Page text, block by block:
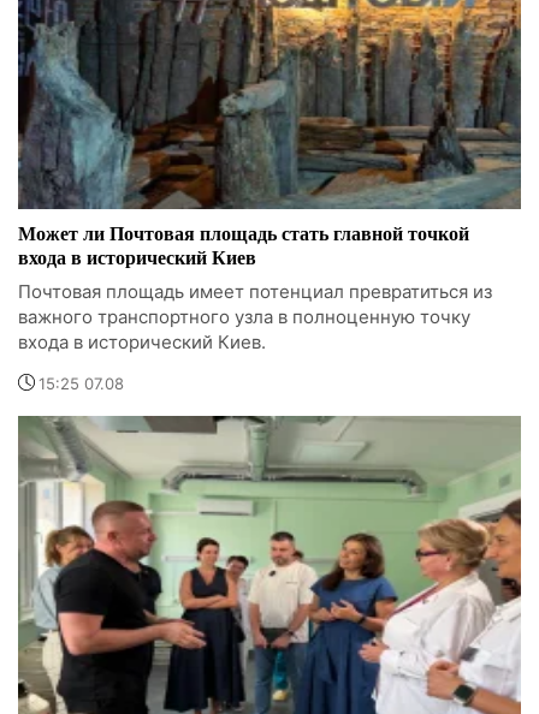
Может ли Почтовая площадь стать главной точкой
входа в исторический Киев
Почтовая площадь имеет потенциал превратиться из
важного транспортного узла в полноценную точку
входа в исторический Киев.
15:25 07.08